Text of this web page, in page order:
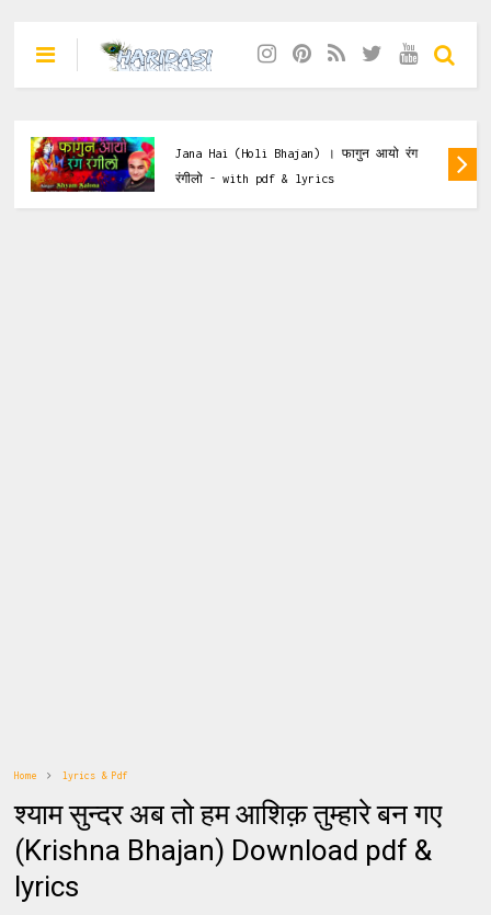
आयो रंग
(Krishna Bhajan) । मेलो आयो
महरे सांवरो - with pdf & lyrics
Home lyrics & Pdf
श्याम सुन्दर अब तो हम आशिक़ तुम्हारे बन गए
(Krishna Bhajan) Download pdf &
lyrics